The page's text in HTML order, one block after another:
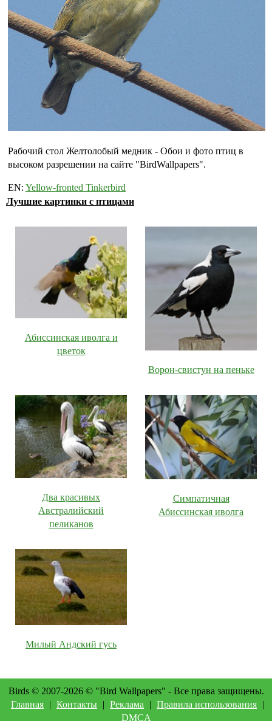
Рабочий стол Желтолобый медник - Обои и фото птиц в
высоком разрешении на сайте "BirdWallpapers".
EN: Yellow-fronted Tinkerbird
Лучшие картинки с птицами
Абиссинская иволга и
цветок
Ворон-свистун на пеньке
Два красивых
Австралийский
пеликанов
Симпатичная
Абиссинская иволга
Милый Андский гусь
Birds © 2007-2026 © "Bird Wallpapers" - Все права защищены.
Главная | Контакты | Реклама | Правила использования |
DMCA